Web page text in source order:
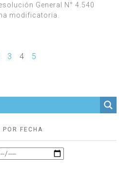
General N° 4.540
modificatoria.
3 4 5
POR FECHA